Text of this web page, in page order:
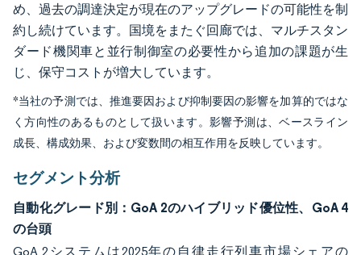
め、過去の調達決定が現在のアップグレードの可能性を制
約し続けています。国境をまたぐ回廊では、マルチスタン
ダード機関車と並行制御室の必要性から追加の課題が生
じ、保守コストが増大しています。
*当社の予測では、推進要因および抑制要因の影響を加算的ではな
く方向性のあるものとして扱います。影響予測は、ベースライン
成長、構成効果、および変数間の相互作用を反映しています。
セグメント分析
自動化グレード別：GoA 2のハイブリッド優位性、GoA 4
の台頭
GoA 2システムは2025年の自律走行列車市場シェアの